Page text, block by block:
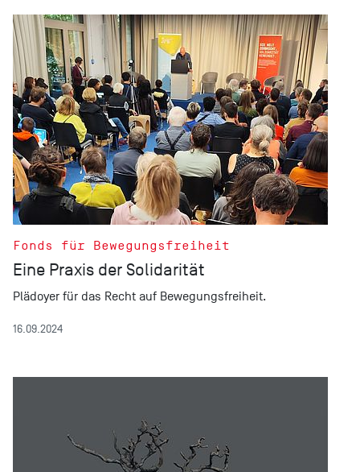
Fonds für Bewegungsfreiheit
Eine Praxis der Solidarität
Plädoyer für das Recht auf Bewegungsfreiheit.
16.09.2024